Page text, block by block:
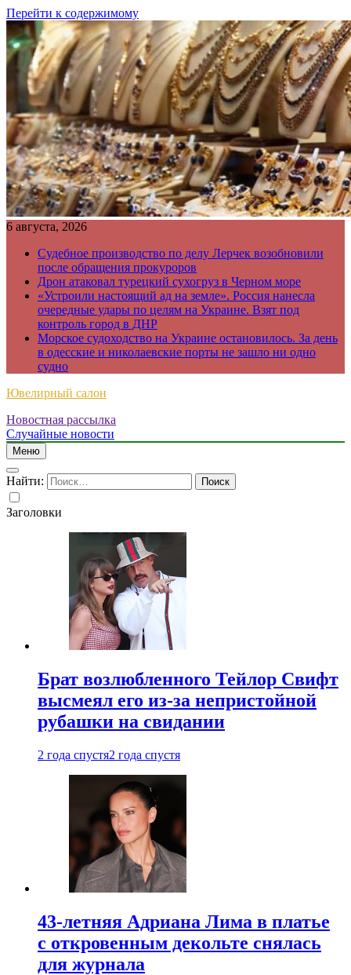
Перейти к содержимому
6 августа, 2026
Судебное производство по делу Лерчек возобновили
после обращения прокуроров
Дрон атаковал турецкий сухогруз в Черном море
«Устроили настоящий ад на земле». Россия нанесла
очередные удары по целям на Украине. Взят под
контроль город в ДНР
Морское судоходство на Украине остановилось. За день
в одесские и николаевские порты не зашло ни одно
судно
Ювелирный салон
Новостная рассылка
Случайные новости
Меню
Найти:
Заголовки
Брат возлюбленного Тейлор Свифт
высмеял его из-за непристойной
рубашки на свидании
2 года спустя2 года спустя
43-летняя Адриана Лима в платье
с откровенным декольте снялась
для журнала